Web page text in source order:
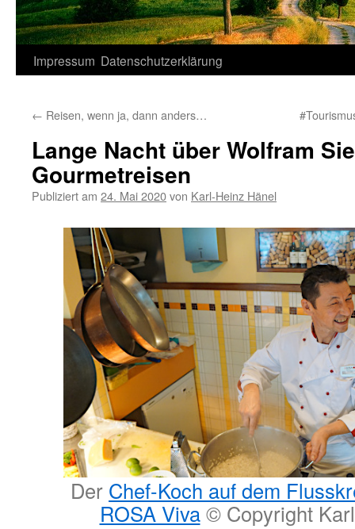
Zum
springen
Impressum Datenschutzerklärung
← Reisen, wenn ja, dann anders…
Lange Nacht über Wolfram
Gourmetreisen
Publiziert am 24. Mai 2020von Karl-Heinz Hänel
Der Chef-Koch auf dem
ROSA Viva© Copyright